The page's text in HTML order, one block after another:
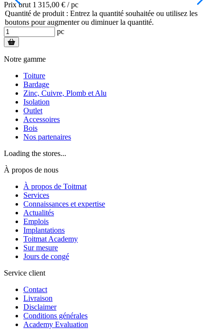
Prix brut 1 315,00 € / pc
Quantité de produit : Entrez la quantité souhaitée ou utilisez les
boutons pour augmenter ou diminuer la quantité.
pc
Notre gamme
Toiture
Bardage
Zinc, Cuivre, Plomb et Alu
Isolation
Outlet
Accessoires
Bois
Nos partenaires
Loading the stores...
À propos de nous
À propos de Toitmat
Services
Connaissances et expertise
Actualités
Emplois
Implantations
Toitmat Academy
Sur mesure
Jours de congé
Service client
Contact
Livraison
Disclaimer
Conditions générales
Academy Evaluation